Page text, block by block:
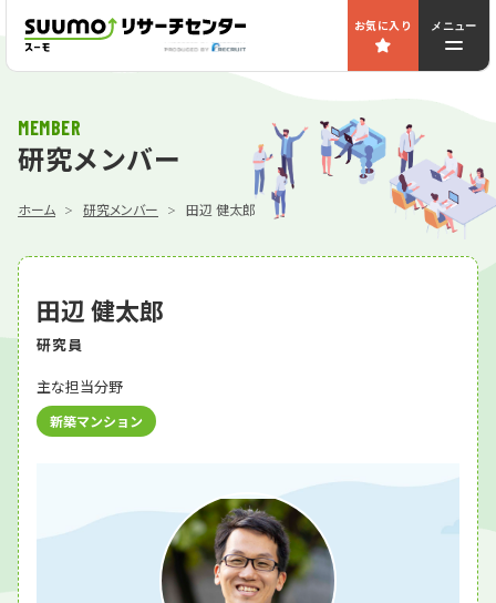
お気に入り メニュー
MEMBER
研究メンバー
ホーム 研究メンバー 田辺 健太郎
田辺 健太郎
研究員
主な担当分野
新築マンション